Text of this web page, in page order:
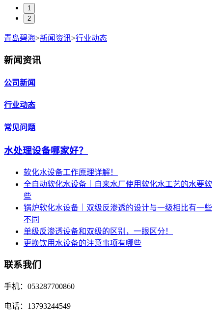
1
2
青岛碧海>新闻资讯>行业动态
新闻资讯
公司新闻
行业动态
常见问题
水处理设备哪家好？
软化水设备工作原理详解！
全自动软化水设备｜自来水厂使用软化水工艺的水要软
些
锅炉软化水设备｜双级反渗透的设计与一级相比有一些
不同
单级反渗透设备和双级的区别，一眼区分！
更换饮用水设备的注意事项有哪些
联系我们
手机：053287700860
电话：13793244549